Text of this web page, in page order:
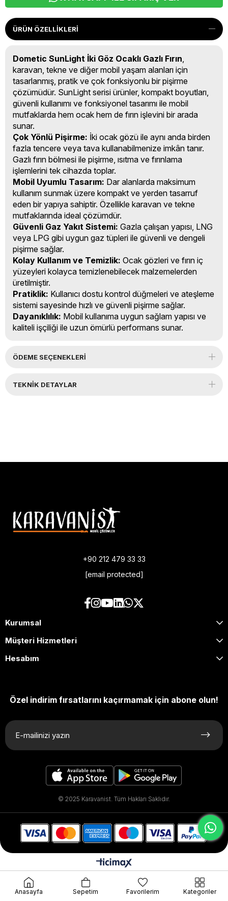
ÜRÜN ÖZELLIKLERI
Dometic SunLight İki Göz Ocaklı Gazlı Fırın
karavan, tekne ve diğer mobil yaşam alanları için
tasarlanmış, pratik ve çok fonksiyonlu bir pişirme
çözümüdür. SunLight serisi ürünler, kompakt boyutları,
güvenli kullanımı ve fonksiyonel tasarımı ile mobil
mutfaklarda hem ocak hem de fırın işlevini bir arada
sunar.
Çok Yönlü Pişirme: İki ocak gözü ile aynı anda birden
fazla tencere veya tava kullanabilmenize imkân tanır.
Gazlı fırın bölmesi ile pişirme, ısıtma ve fırınlama
işlemlerini tek cihazda toplar.
Mobil Uyumlu Tasarım: Dar alanlarda maksimum
kullanım sunmak üzere kompakt ve yerden tasarruf
eden bir yapıya sahiptir. Özellikle karavan ve tekne
mutfaklarında ideal çözümdür.
Güvenli Gaz Yakıt Sistemi: Gazla çalışan yapısı, LNG
veya LPG gibi uygun gaz tüpleri ile güvenli ve dengeli
pişirme sağlar.
Kolay Kullanım ve Temizlik: Ocak gözleri ve fırın iç
yüzeyleri kolayca temizlenebilecek malzemelerden
üretilmiştir.
Pratiklik: Kullanıcı dostu kontrol düğmeleri ve ateşleme
sistemi sayesinde hızlı ve güvenli pişirme sağlar.
Dayanıklılık: Mobil kullanıma uygun sağlam yapısı ve
kaliteli işçiliği ile uzun ömürlü performans sunar.
ÖDEME SEÇENEKLERI
TEKNIK DETAYLAR
+90 212 479 33 33
[email protected]
Kurumsal
Müşteri Hizmetleri
Hesabım
Özel indirim fırsatlarını kaçırmamak için abone olun!
© 2025 Karavanist. Tüm Hakları Saklıdır.
Anasayfa Sepetim Favorilerim Kategoriler